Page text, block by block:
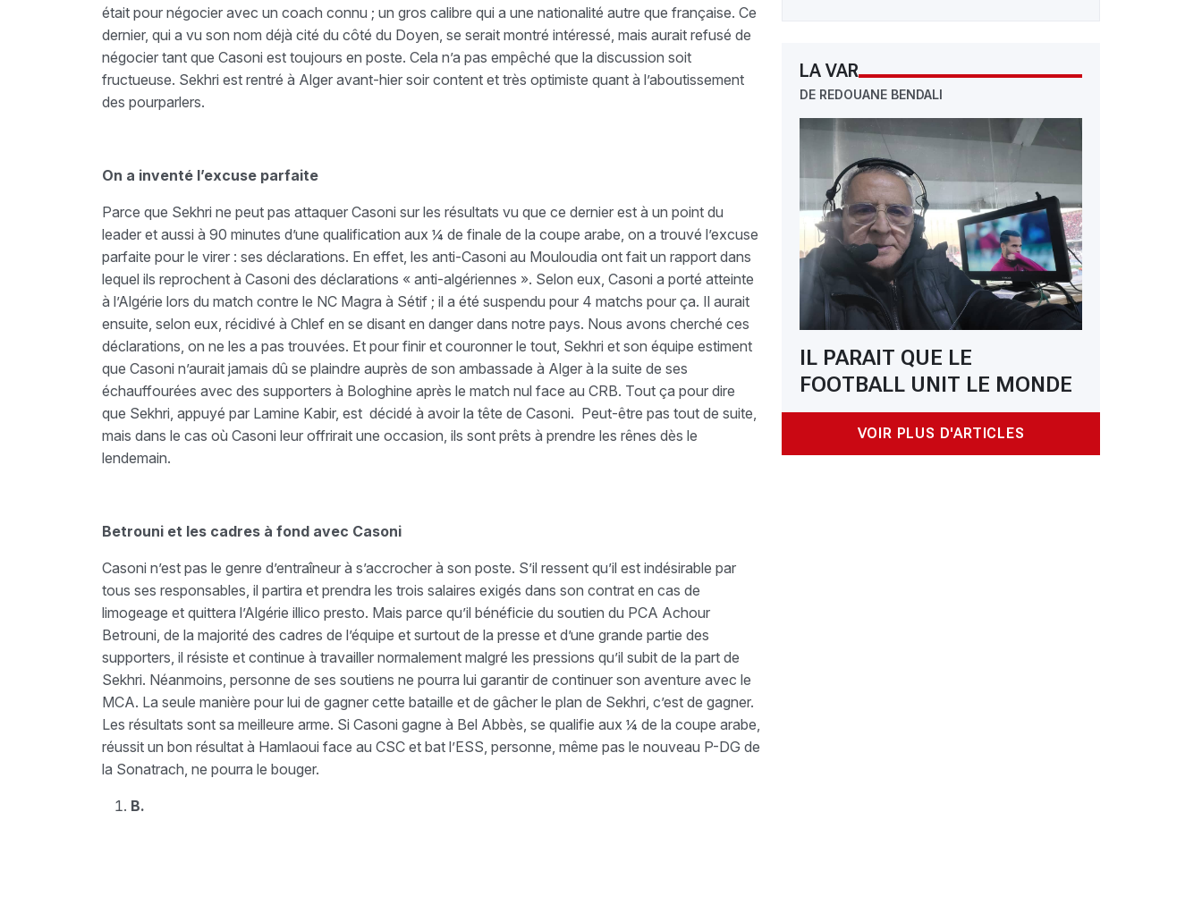
LA VAR
DE REDOUANE BENDALI
IL PARAIT QUE LE
FOOTBALL UNIT LE MONDE
VOIR PLUS D'ARTICLES
était pour négocier avec un coach connu ; un gros calibre qui a une nationalité autre que française. Ce
dernier, qui a vu son nom déjà cité du côté du Doyen, se serait montré intéressé, mais aurait refusé de
négocier tant que Casoni est toujours en poste. Cela n’a pas empêché que la discussion soit
fructueuse. Sekhri est rentré à Alger avant-hier soir content et très optimiste quant à l’aboutissement
des pourparlers.
On a inventé l’excuse parfaite
Parce que Sekhri ne peut pas attaquer Casoni sur les résultats vu que ce dernier est à un point du
leader et aussi à 90 minutes d’une qualification aux ¼ de finale de la coupe arabe, on a trouvé l’excuse
parfaite pour le virer : ses déclarations. En effet, les anti-Casoni au Mouloudia ont fait un rapport dans
lequel ils reprochent à Casoni des déclarations « anti-algériennes ». Selon eux, Casoni a porté atteinte
à l’Algérie lors du match contre le NC Magra à Sétif ; il a été suspendu pour 4 matchs pour ça. Il aurait
ensuite, selon eux, récidivé à Chlef en se disant en danger dans notre pays. Nous avons cherché ces
déclarations, on ne les a pas trouvées. Et pour finir et couronner le tout, Sekhri et son équipe estiment
que Casoni n’aurait jamais dû se plaindre auprès de son ambassade à Alger à la suite de ses
échauffourées avec des supporters à Bologhine après le match nul face au CRB. Tout ça pour dire
que Sekhri, appuyé par Lamine Kabir, est décidé à avoir la tête de Casoni. Peut-être pas tout de suite,
mais dans le cas où Casoni leur offrirait une occasion, ils sont prêts à prendre les rênes dès le
lendemain.
Betrouni et les cadres à fond avec Casoni
Casoni n’est pas le genre d’entraîneur à s’accrocher à son poste. S’il ressent qu’il est indésirable par
tous ses responsables, il partira et prendra les trois salaires exigés dans son contrat en cas de
limogeage et quittera l’Algérie illico presto. Mais parce qu’il bénéficie du soutien du PCA Achour
Betrouni, de la majorité des cadres de l’équipe et surtout de la presse et d’une grande partie des
supporters, il résiste et continue à travailler normalement malgré les pressions qu’il subit de la part de
Sekhri. Néanmoins, personne de ses soutiens ne pourra lui garantir de continuer son aventure avec le
MCA. La seule manière pour lui de gagner cette bataille et de gâcher le plan de Sekhri, c’est de gagner.
Les résultats sont sa meilleure arme. Si Casoni gagne à Bel Abbès, se qualifie aux ¼ de la coupe arabe,
réussit un bon résultat à Hamlaoui face au CSC et bat l’ESS, personne, même pas le nouveau P-DG de
la Sonatrach, ne pourra le bouger.
B.